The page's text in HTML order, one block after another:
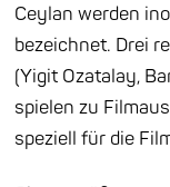
Ceylan werden
bezeichnet. Drei
(Yigit Ozatalay,
spielen zu
speziell für die